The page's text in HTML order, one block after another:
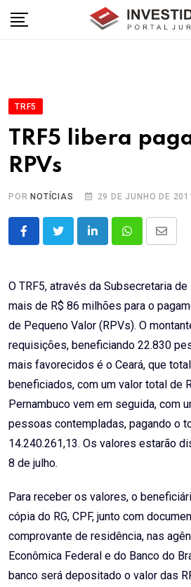
TRF5
TRF5 libera
RPVs
POR NOTÍCIAS 29 DE JUNHO DE 2011
LinkedInWhatsappShare
Email
O TRF5, através da Subsecretaria
mais de R$ 86 milhões para o
de Pequeno Valor (RPVs). O
requisições, beneficiando 22.830
mais favorecidos é o Ceará, que
beneficiados, com um valor total de
Pernambuco vem em seguida, com
pessoas contempladas, pagando o
14.240.261,13. Os valores estarão
8 de julho.
Para receber os valores, o
cópia do RG, CPF, junto com
comprovante de residência, nas
Econômica Federal e do Banco do
banco será depositado o valor das